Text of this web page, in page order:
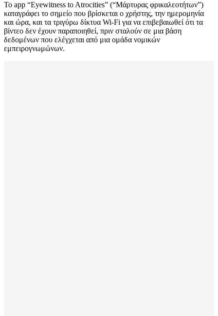
Το app “Eyewitness to Atrocities” (“Μάρτυρας φρικαλεοτήτων”)
καταγράφει το σημείο που βρίσκεται ο χρήστης, την ημερομηνία
και ώρα, και τα τριγύρω δίκτυα Wi-Fi για να επιβεβαιωθεί ότι τα
βίντεο δεν έχουν παραποιηθεί, πριν σταλούν σε μια βάση
δεδομένων που ελέγχεται από μια ομάδα νομικών
εμπειρογνωμώνων.